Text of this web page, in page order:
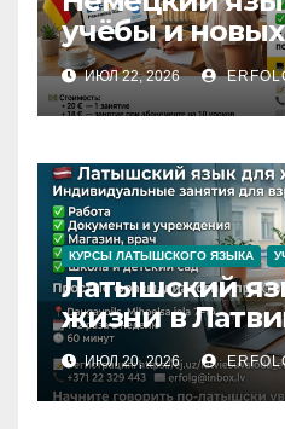
учёбы и новых
возможностей
ИЮЛ 22, 2026
КУРСЫ ЛАТЫШСКОГО ЯЗЫКА
Латышский
жизни в
ИЮЛ 20, 2026